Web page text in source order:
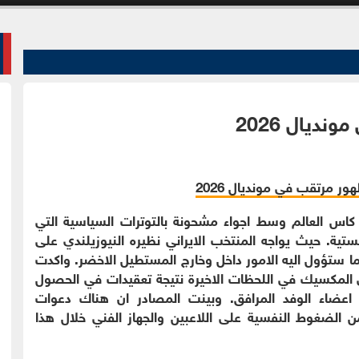
2026
العالم وسط اجواء مشحونة بالتوترات السياسية التي
حيث يواجه المنتخب الايراني نظيره النيوزيلندي على
اليه الامور داخل وخارج المستطيل الاخضر. واكدت
المكسيك في اللحظات الاخيرة نتيجة تعقيدات في الحصول
الوفد المرافق. وبينت المصادر ان هناك دعوات
النفسية على اللاعبين والجهاز الفني خلال هذا